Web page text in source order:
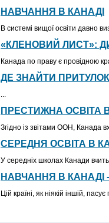
НАВЧАННЯ В КАНАДІ
В системі вищої освіти давно
«КЛЕНОВИЙ ЛИСТ»:
Канада по праву є провідною
ДЕ ЗНАЙТИ
...
ПРЕСТИЖНА ОСВІТА
Згідно із звітами ООН, Канада
СЕРЕДНЯ ОСВІТА В
У середніх школах Канади
НАВЧАННЯ В
Цій країні, як ніякій іншій,